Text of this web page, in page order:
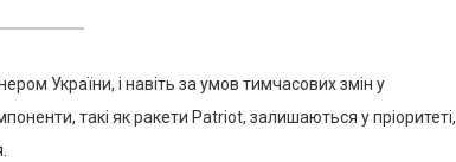
України, і навіть за умов тимчасових змін у
такі як ракети Patriot, залишаються у пріоритеті,